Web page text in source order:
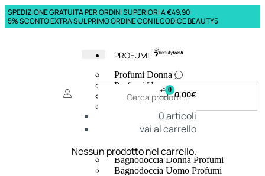
SPEDIZIONE GRATUITA PER ORDINI SUPERIORI A €49,90
5% SCONTO EXTRA SUL PRIMO ORDINE CON IL CODICE BEAUTY5
PROFUMI
Profumi Donna
Profumi Uomo
Deodoranti Donna
Corpo Donna
Corpo Uomo
Creme Mani
Bagnodoccia Donna Profumi
Bagnodoccia Uomo Profumi
0 0,00€
0articoli
vai al carrello
Nessun prodotto nel carrello.